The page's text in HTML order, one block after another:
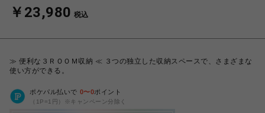
￥23,980 税込
≫ 便利な３ＲＯＯＭ収納 ≪ ３つの独立した収納スペースで、さまざまな
使い方ができる。
ポケパル払いで 0〜0ポイント
（1P=1円）※キャンペーン分除く